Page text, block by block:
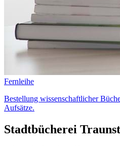
Fernleihe
Bestellung wissenschaftlicher
Aufsätze.
Stadtbücherei